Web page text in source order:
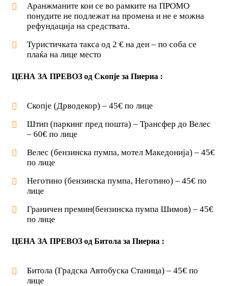
Аранжманите кои се во рамките на ПРОМО
понудите не подлежат на промена и не е можна
рефундација на средствата.
Туристичката такса од 2 € на ден – по соба се
плаќа на лице место
ЦЕНА ЗА ПРЕВОЗ од Скопје за Пиериа :
Скопје (Дрводекор) – 45€ по лице
Штип (паркинг пред пошта) – Трансфер до Велес
– 60€ по лице
Велес (бензинска пумпа, мотел Македонија) – 45€
по лице
Неготино (бензинска пумпа, Неготино) – 45€ по
лице
Граничен премин(бензинска пумпа Шимов) – 45€
по лице
ЦЕНА ЗА ПРЕВОЗ од Битола за Пиериа :
Битола (Градска Автобуска Станица) – 45€ по
лице